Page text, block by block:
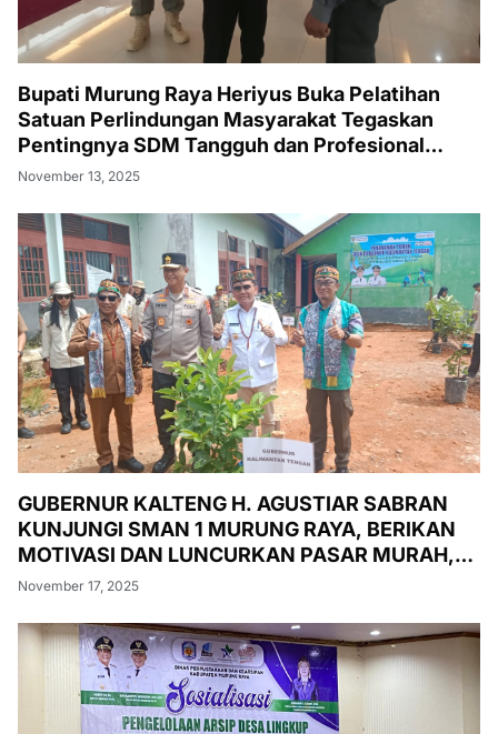
Bupati Murung Raya Heriyus Buka Pelatihan
Satuan Perlindungan Masyarakat Tegaskan
Pentingnya SDM Tangguh dan Profesional
Hadapi Tantangan Keamanan Daerah
November 13, 2025
GUBERNUR KALTENG H. AGUSTIAR SABRAN
KUNJUNGI SMAN 1 MURUNG RAYA, BERIKAN
MOTIVASI DAN LUNCURKAN PASAR MURAH,
PENANAMAN POHON, DAN PEMERIKSAAN
November 17, 2025